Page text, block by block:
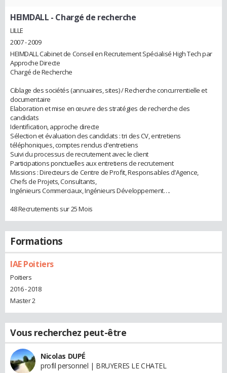
HEIMDALL - Chargé de recherche
LILLE
2007 - 2009
HEIMDALL Cabinet de Conseil en Recrutement Spécialisé High Tech par
Approche Directe
Chargé de Recherche
Ciblage des sociétés (annuaires, sites) / Recherche concurrentielle et
documentaire
Elaboration et mise en œuvre des stratégies de recherche des
candidats
Identification, approche directe
Sélection et évaluation des candidats : tri des CV, entretiens
téléphoniques, comptes rendus d’entretiens
Suivi du processus de recrutement avec le client
Participations ponctuelles aux entretiens de recrutement
Missions : Directeurs de Centre de Profit, Responsables d’Agence,
Chefs de Projets, Consultants,
Ingénieurs Commerciaux, Ingénieurs Développement….
48 Recrutements sur 25 Mois
Formations
IAE Poitiers
Poitiers
2016 - 2018
Master 2
Vous recherchez peut-être
Nicolas DUPÉ
profil personnel | BRUYERES LE CHATEL